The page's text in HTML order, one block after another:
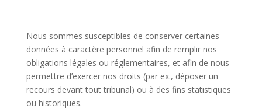
Nous sommes susceptibles de conserver certaines
données à caractère personnel afin de remplir nos
obligations légales ou réglementaires, et afin de nous
permettre d’exercer nos droits (par ex., déposer un
recours devant tout tribunal) ou à des fins statistiques
ou historiques.